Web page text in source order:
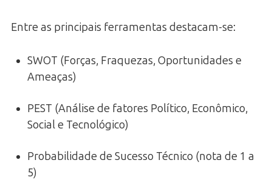
Entre as principais ferramentas destacam-se:
SWOT (Forças, Fraquezas, Oportunidades e
Ameaças)
PEST (Análise de fatores Político, Econômico,
Social e Tecnológico)
Probabilidade de Sucesso Técnico (nota de 1 a
5)